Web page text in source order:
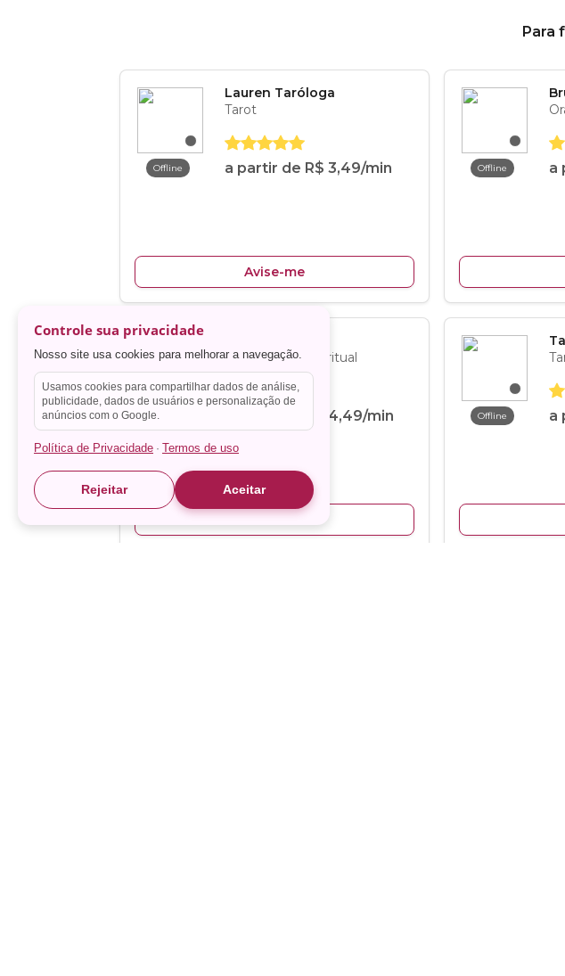
Controle sua privacidade
Nosso site usa cookies para melhorar a navegação.
Usamos cookies para compartilhar dados de análise,
publicidade, dados de usuários e personalização de
anúncios com o Google.
Política de Privacidade · Termos de uso
Rejeitar Aceitar